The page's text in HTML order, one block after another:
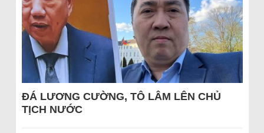
ĐÁ LƯƠNG CƯỜNG, TÔ LÂM LÊN CHỦ
TỊCH NƯỚC